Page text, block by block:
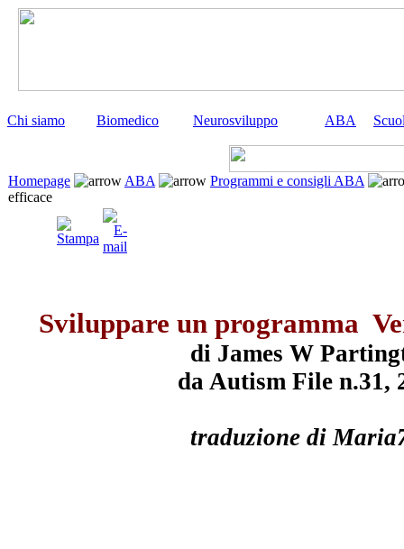
Chi siamo Biomedico Neurosviluppo ABA
Homepage ABA
Programmi e consigli ABA
efficace
Sviluppare un programma
di James W
da Autism File n.31,
traduzione di